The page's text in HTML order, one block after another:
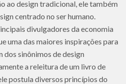
ao design tradicional, ele também
centrado no ser humano.
divulgadores da economia
uma das maiores inspirações para
dos sinônimos de design
a releitura de um livro de
postula diversos princípios do